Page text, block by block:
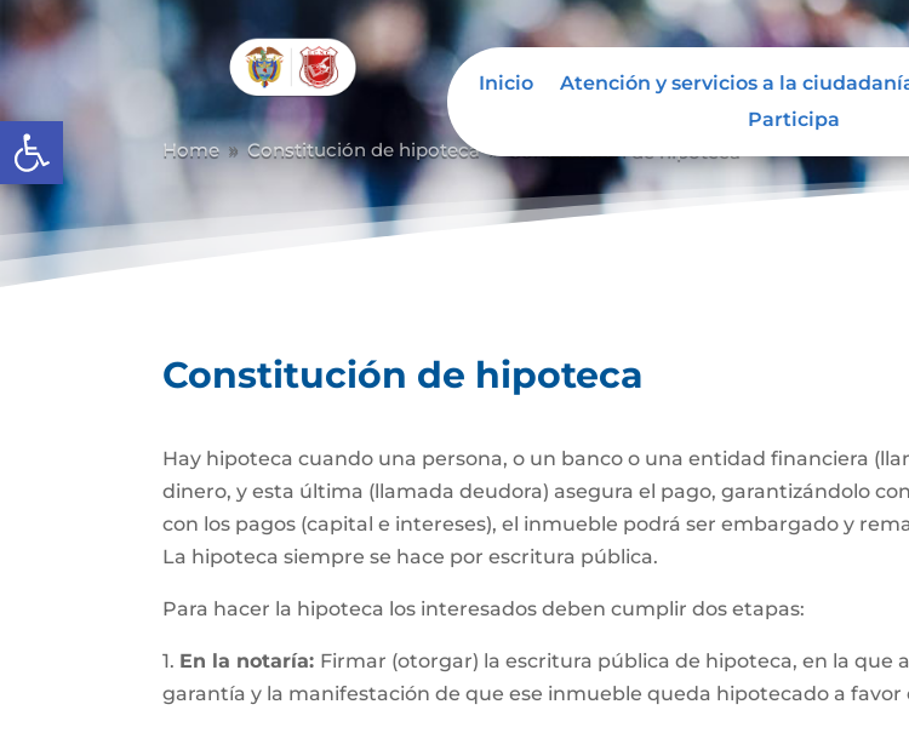
Abrir barra de herramientas
Inicio Atención y servicios a la
Participa
Home 9 Constitución de hipoteca 9
Constitución de hipoteca
Hay hipoteca cuando una persona, o un banco o una entidad financiera
dinero, y esta última (llamada deudora) asegura el pago, garantizándolo
con los pagos (capital e intereses), el inmueble podrá ser embargado y
La hipoteca siempre se hace por escritura pública.
Para hacer la hipoteca los interesados deben cumplir dos etapas:
1. En la notaría: Firmar (otorgar) la escritura pública de hipoteca, en la que
garantía y la manifestación de que ese inmueble queda hipotecado a favor